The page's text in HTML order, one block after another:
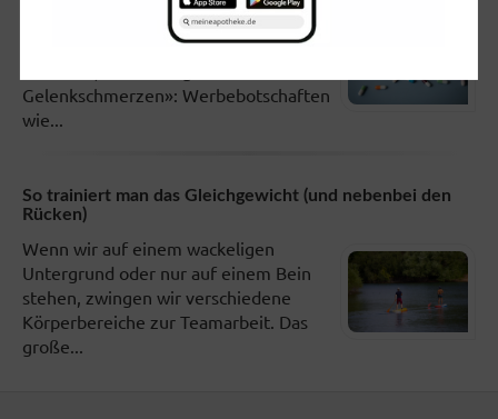
«Mehr Energie», «Besseres
Gedächtnis», «Straffere Haut», «Mehr
Gelenkschmerzen»: Werbebotschaften
wie...
So trainiert man das Gleichgewicht (und nebenbei den
Rücken)
Wenn wir auf einem wackeligen
Untergrund oder nur auf einem Bein
stehen, zwingen wir verschiedene
Körperbereiche zur Teamarbeit. Das
große...